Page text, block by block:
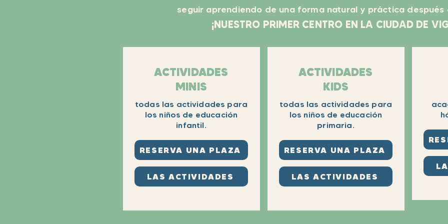
seguir aprendiendo de una forma natural y práctica después
¡NUESTRO PRIMER CENTRO EN LA CIUDAD DE
ACTIVIDADES
MINIS
todas las actividades para
los niños de educación
infantil.
RESERVA UNA PLAZA
LAS ACTIVIDADES
ACTIVIDADES
KIDS
todas las actividades para
los niños de educación
primaria.
RESERVA UNA PLAZA
LAS ACTIVIDADES